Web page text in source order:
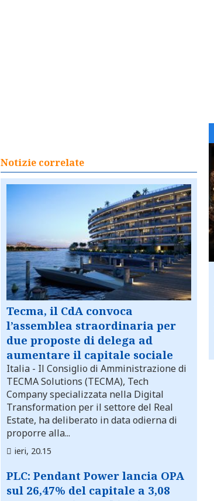
Notizie correlate
Tecma, il CdA convoca
l’assemblea straordinaria per
due proposte di delega ad
aumentare il capitale sociale
Italia - Il Consiglio di Amministrazione di
TECMA Solutions (TECMA), Tech
Company specializzata nella Digital
Transformation per il settore del Real
Estate, ha deliberato in data odierna di
proporre alla...
ieri, 20.15
PLC: Pendant Power lancia OPA
sul 26,47% del capitale a 3,08